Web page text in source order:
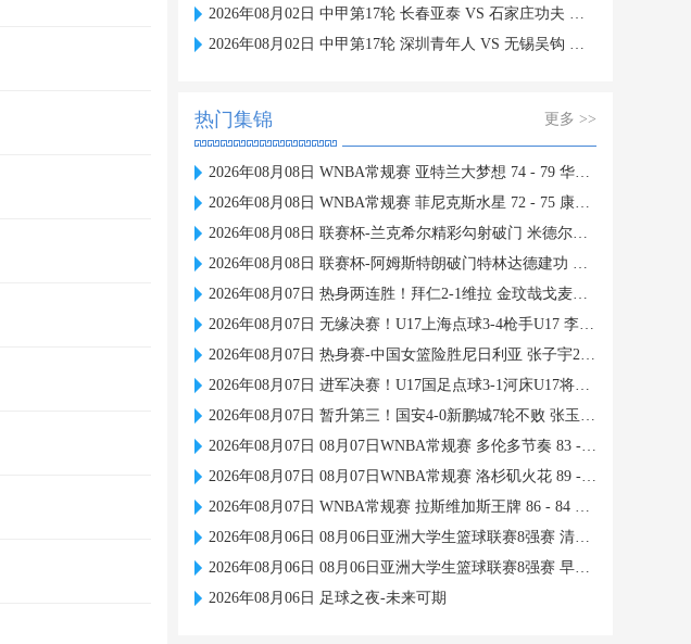
2026年08月02日 中甲第17轮 长春亚泰 VS 石家庄功夫 全场录像
2026年08月02日 中甲第17轮 深圳青年人 VS 无锡吴钩 全场录像
热门集锦 更多 >>
2026年08月08日 WNBA常规赛 亚特兰大梦想 74 - 79 华盛顿神秘人 全场集锦
2026年08月08日 WNBA常规赛 菲尼克斯水星 72 - 75 康涅狄格太阳 全场集锦
2026年08月08日 联赛杯-兰克希尔精彩勾射破门 米德尔斯堡1-0雷克瑟姆
2026年08月08日 联赛杯-阿姆斯特朗破门特林达德建功 狼队3-0维尔港
2026年08月07日 热身两连胜！拜仁2-1维拉 金玟哉戈麦斯破门迪亚斯替补建功
2026年08月07日 无缘决赛！U17上海点球3-4枪手U17 李秋甫、李文博失点王启戎扑点
2026年08月07日 热身赛-中国女篮险胜尼日利亚 张子宇24+11 杨舒予12+6
2026年08月07日 进军决赛！U17国足点球3-1河床U17将战阿森纳 江宇涵替补两扑点
2026年08月07日 暂升第三！国安4-0新鹏城7轮不败 张玉宁传射达万双响法比奥破门
2026年08月07日 08月07日WNBA常规赛 多伦多节奏 83 - 97 波特兰火焰 集锦
2026年08月07日 08月07日WNBA常规赛 洛杉矶火花 89 - 82 明尼苏达山猫 全场集锦
2026年08月07日 WNBA常规赛 拉斯维加斯王牌 86 - 84 印第安纳狂热 全场集锦
2026年08月06日 08月06日亚洲大学生篮球联赛8强赛 清华大学 85 - 81 菲律宾大学 集锦
2026年08月06日 08月06日亚洲大学生篮球联赛8强赛 早稻田大学 78 - 71 高丽大学 集锦
2026年08月06日 足球之夜-未来可期